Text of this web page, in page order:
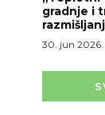
gradnje i
30. jun 2026.